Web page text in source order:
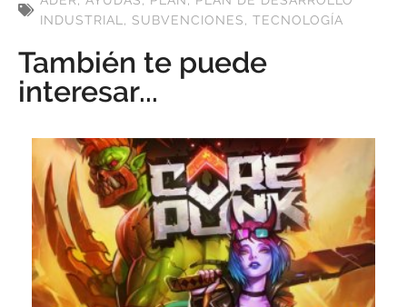
INDUSTRIAL , SUBVENCIONES, TECNOLOGÍA
También te puede
interesar...